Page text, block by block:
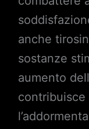
anche
sostanze
aumento